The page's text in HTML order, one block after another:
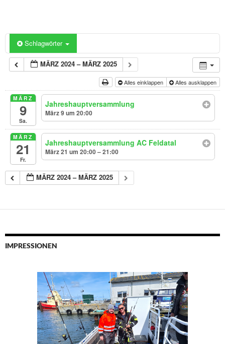
Schlagwörter
MÄRZ 2024 – MÄRZ 2025
Alles einklappen Alles ausklappen
MÄRZ
9
Sa.
Jahreshauptversammlung
März 9 um 20:00
MÄRZ
21
Fr.
Jahreshauptversammlung AC Feldatal
März 21 um 20:00 – 21:00
MÄRZ 2024 – MÄRZ 2025
IMPRESSIONEN